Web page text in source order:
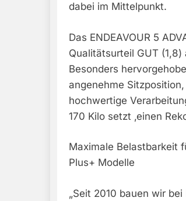
dabei im Mittelpunkt.
Das ENDEAVOUR 5
Qualitätsurteil GUT
Besonders
angenehme
hochwertige
170 Kilo setzt ‚einen
Maximale Belastbarkeit
Plus+ Modelle
„Seit 2010 bauen wir